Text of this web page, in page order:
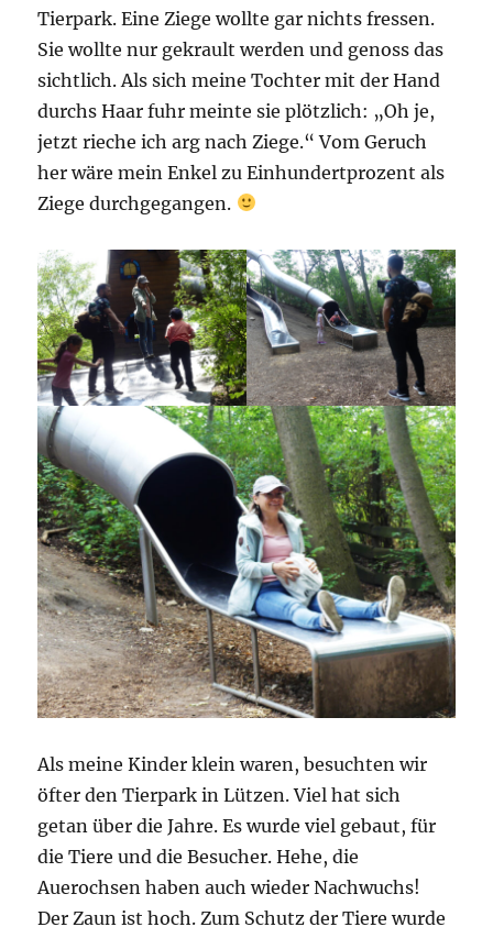
Tierpark. Eine Ziege wollte gar nichts fressen.
Sie wollte nur gekrault werden und genoss das
sichtlich. Als sich meine Tochter mit der Hand
durchs Haar fuhr meinte sie plötzlich: „Oh je,
jetzt rieche ich arg nach Ziege.“ Vom Geruch
her wäre mein Enkel zu Einhundertprozent als
Ziege durchgegangen.
Als meine Kinder klein waren, besuchten wir
öfter den Tierpark in Lützen. Viel hat sich
getan über die Jahre. Es wurde viel gebaut, für
die Tiere und die Besucher. Hehe, die
Auerochsen haben auch wieder Nachwuchs!
Der Zaun ist hoch. Zum Schutz der Tiere wurde